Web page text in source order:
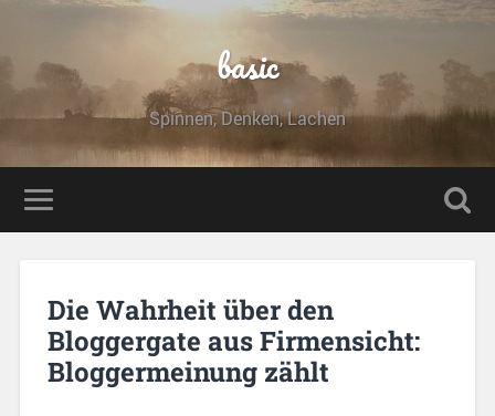
basic
Spinnen, Denken, Lachen
Die Wahrheit über den
Bloggergate aus Firmensicht:
Bloggermeinung zählt